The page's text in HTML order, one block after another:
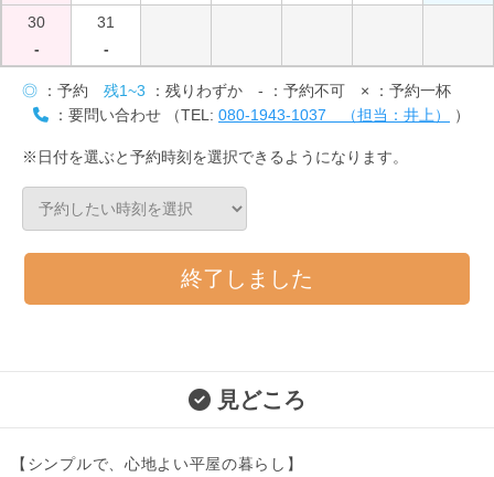
30
-
31
-
◎ ：予約 残1~3 ：残りわずか - ：予約不可 × ：予約一杯
：要問い合わせ （TEL: 080-1943-1037 （担当：井上） ）
※日付を選ぶと予約時刻を選択できるようになります。
終了しました
見どころ
【シンプルで、心地よい平屋の暮らし】